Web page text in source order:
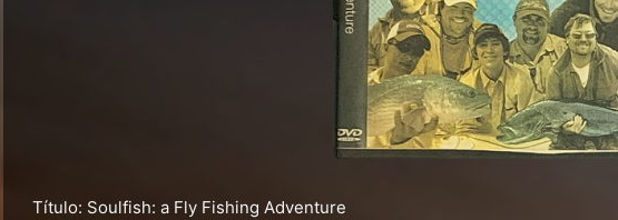
Título: Soulfish: a Fly Fishing Adventure